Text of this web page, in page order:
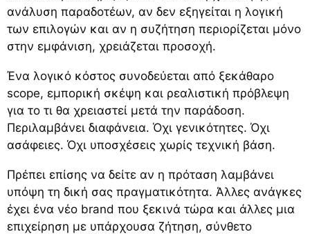
ανάλυση παραδοτέων, αν δεν εξηγείται η λογική
των επιλογών και αν η συζήτηση περιορίζεται μόνο
στην εμφάνιση, χρειάζεται προσοχή.
Ένα λογικό κόστος συνοδεύεται από ξεκάθαρο
scope, εμπορική σκέψη και ρεαλιστική πρόβλεψη
για το τι θα χρειαστεί μετά την παράδοση.
Περιλαμβάνει διαφάνεια. Όχι γενικότητες. Όχι
ασάφειες. Όχι υποσχέσεις χωρίς τεχνική βάση.
Πρέπει επίσης να δείτε αν η πρόταση λαμβάνει
υπόψη τη δική σας πραγματικότητα. Άλλες ανάγκες
έχει ένα νέο brand που ξεκινά τώρα και άλλες μια
επιχείρηση με υπάρχουσα ζήτηση, σύνθετο